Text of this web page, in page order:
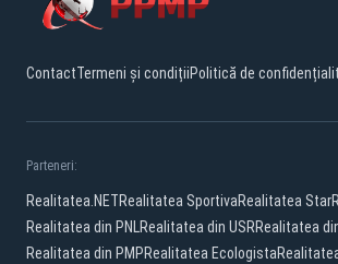
ContactTermeni și condițiiPolitică de
Parteneri:
Realitatea.NETRealitatea SportivaRealitatea Star
Realitatea din PNLRealitatea din USRRealitatea
Realitatea din PMPRealitatea Ecologista